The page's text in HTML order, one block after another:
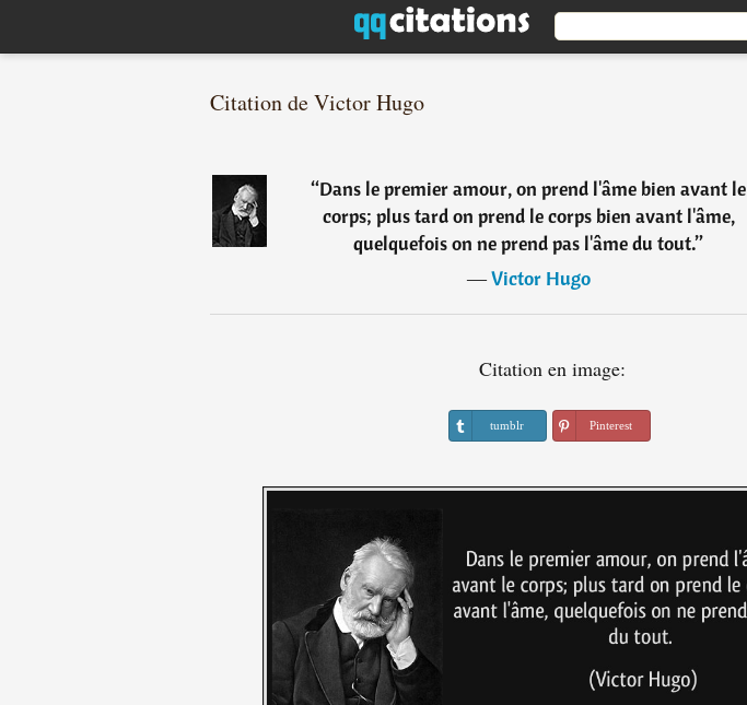
Citation de Victor Hugo
“Dans le premier amour, on prend l'âme bien avant le
corps; plus tard on prend le corps bien avant l'âme,
quelquefois on ne prend pas l'âme du tout.”
―Victor Hugo
Citation en image:
tumblr Pinterest